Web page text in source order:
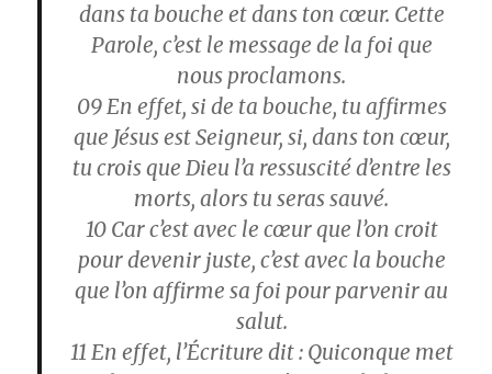
dans ta bouche et dans ton cœur. Cette
Parole, c’est le message de la foi que
nous proclamons.
09En effet, si de ta bouche, tu affirmes
que Jésus est Seigneur, si, dans ton cœur,
tu crois que Dieu l’a ressuscité d’entre les
morts, alors tu seras sauvé.
10Car c’est avec le cœur que l’on croit
pour devenir juste, c’est avec la bouche
que l’on affirme sa foi pour parvenir au
salut.
11 En effet, l’Écriture dit : Quiconque met